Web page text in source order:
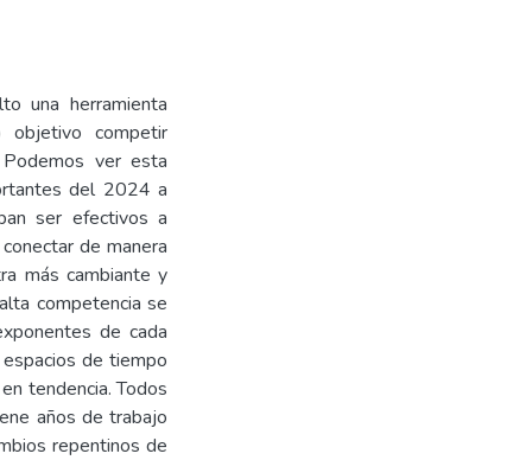
una herramienta
competir
ver esta
del 2024 a
ser efectivos a
de manera
más cambiante y
competencia se
de cada
de tiempo
tendencia. Todos
años de trabajo
repentinos de